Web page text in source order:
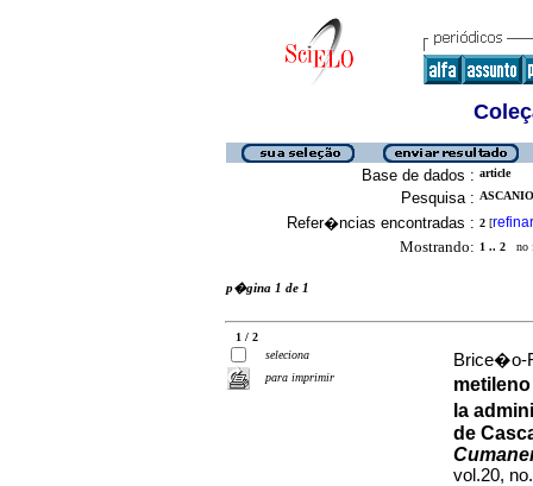
Base de dados : article
Pesquisa :
Refer�ncias encontradas : 2 [refinar
Mostrando: 1 .. 2 no
p�gina 1 de 1
1 / 2
seleciona
para imprimir
Brice�o-
la
de
vol.20,